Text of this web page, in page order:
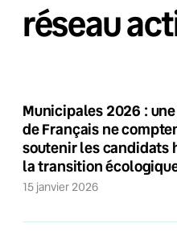
réseau
Municipales 2026 :
de Français ne
soutenir les candidats
la transition
15 janvier 2026